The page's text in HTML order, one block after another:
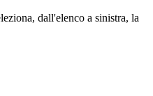
dall'elenco a sinistra, la